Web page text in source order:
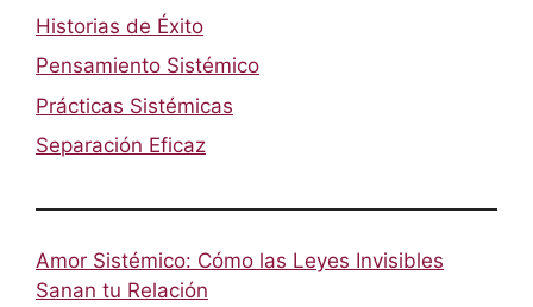
Historias de Éxito
Pensamiento Sistémico
Prácticas Sistémicas
Separación Eficaz
Amor Sistémico: Cómo las Leyes Invisibles
Sanan tu Relación